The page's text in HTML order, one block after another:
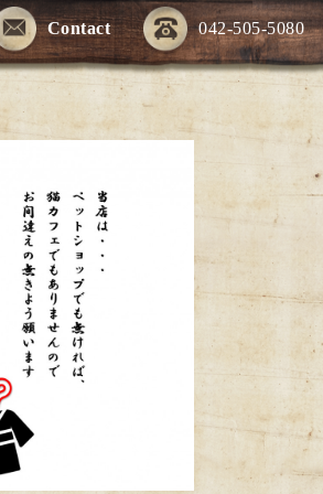
042-505-5080
Contact